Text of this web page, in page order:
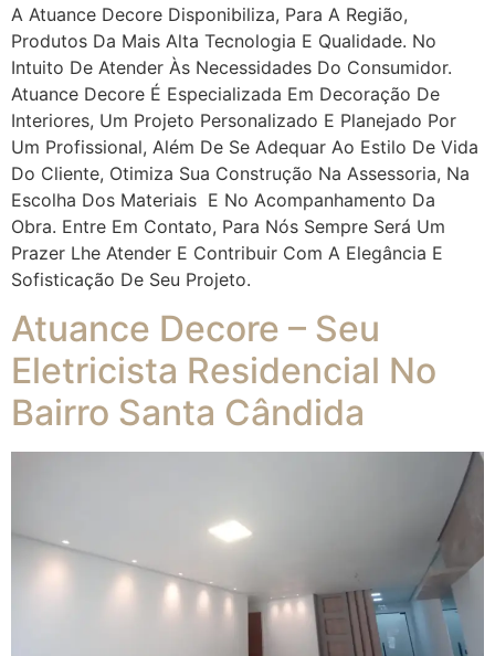
A Atuance Decore Disponibiliza, Para A Região,
Produtos Da Mais Alta Tecnologia E Qualidade. No
Intuito De Atender Às Necessidades Do Consumidor.
Atuance Decore É Especializada Em Decoração De
Interiores, Um Projeto Personalizado E Planejado Por
Um Profissional, Além De Se Adequar Ao Estilo De Vida
Do Cliente, Otimiza Sua Construção Na Assessoria, Na
Escolha Dos Materiais E No Acompanhamento Da
Obra. Entre Em Contato, Para Nós Sempre Será Um
Prazer Lhe Atender E Contribuir Com A Elegância E
Sofisticação De Seu Projeto.
Atuance Decore – Seu
Eletricista Residencial No
Bairro Santa Cândida